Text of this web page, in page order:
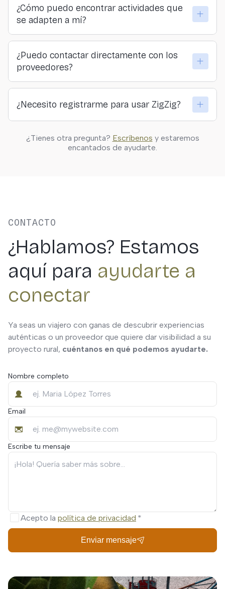
proveedores. Todo lo que pagas llega directamente a
quienes organizan las actividades.
¿Cómo puedo encontrar actividades que
se adapten a mí?
hacer nuestro formulario y descubrir tu actividad
ideal.
¿Puedo contactar directamente con los
proveedores?
transparente entre viajeros y quienes ofrecen las
¿Necesito registrarme para usar ZigZig?
Solo si quieres guardar actividades, hacer reservas o
personalizar tus resultados. Puedes explorar
¿Tienes otra pregunta? Escríbenos y estaremos
encantados de ayudarte.
CONTACTO
¿Hablamos? Estamos
aquí para ayudarte a
conectar
Ya seas un viajero con ganas de descubrir experiencias
auténticas o un proveedor que quiere dar visibilidad a su
proyecto rural, cuéntanos en qué podemos ayudarte.
Nombre completo
Email
Escribe tu mensaje
Acepto la política de privacidad
Enviar mensaje